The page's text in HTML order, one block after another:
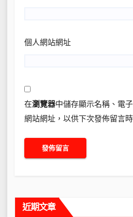
個人網站網址
在瀏覽器中儲存顯示名稱、電
網站網址，以供下次發佈留言時
近期文章